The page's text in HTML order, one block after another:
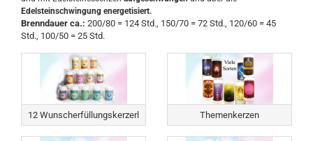
Edelsteinschwingung energetisiert.
Brenndauer ca.: 200/80 = 124 Std., 150/70 = 72 Std., 120/60 = 45
Std., 100/50 = 25 Std.
12 Wunscherfüllungskerzerl Themenkerzen